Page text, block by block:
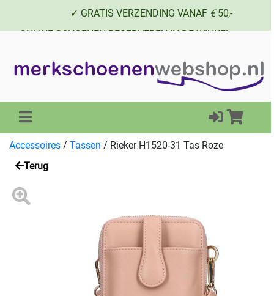
✓ GRATIS VERZENDING VANAF €50,-
✓ ONLINE SCHOENEN RESERVEREN IN DE WINKEL
Accessoires / Tassen / Rieker H1520-31 Tas Roze
Terug